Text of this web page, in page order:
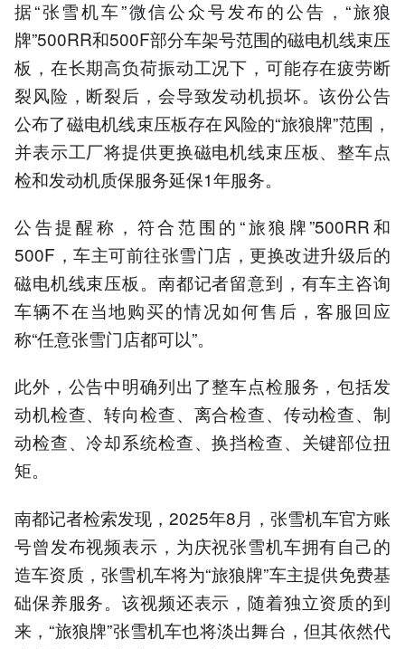
据“张雪机车”微信公众号发布的公告，“旅狼
牌”500RR和500F部分车架号范围的磁电机线束压
板，在长期高负荷振动工况下，可能存在疲劳断
裂风险，断裂后，会导致发动机损坏。该份公告
公布了磁电机线束压板存在风险的“旅狼牌”范围，
并表示工厂将提供更换磁电机线束压板、整车点
检和发动机质保服务延保1年服务。
公告提醒称，符合范围的“旅狼牌”500RR和
500F，车主可前往张雪门店，更换改进升级后的
磁电机线束压板。南都记者留意到，有车主咨询
车辆不在当地购买的情况如何售后，客服回应
称“任意张雪门店都可以”。
此外，公告中明确列出了整车点检服务，包括发
动机检查、转向检查、离合检查、传动检查、制
动检查、冷却系统检查、换挡检查、关键部位扭
矩。
南都记者检索发现，2025年8月，张雪机车官方账
号曾发布视频表示，为庆祝张雪机车拥有自己的
造车资质，张雪机车将为“旅狼牌”车主提供免费基
础保养服务。该视频还表示，随着独立资质的到
来，“旅狼牌”张雪机车也将淡出舞台，但其依然代